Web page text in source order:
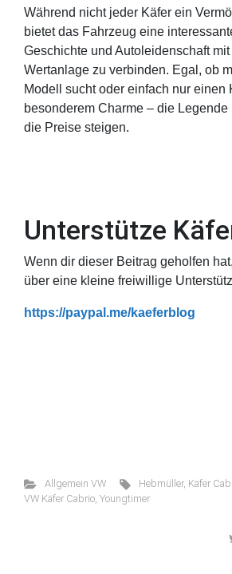
Während nicht jeder Käfer ein
bietet das Fahrzeug eine
Geschichte und Autoleidenschaft
Wertanlage zu verbinden. Egal, ob
Modell sucht oder einfach nur einen
besonderem Charme – die Legende
die Preise steigen.
Unterstütze
Wenn dir dieser Beitrag geholfen
über eine kleine freiwillige
https://paypal.me/kaeferblog
Allgemein VW Hebmüller, Käfer
VW Käfer Cabrio Youngtimer